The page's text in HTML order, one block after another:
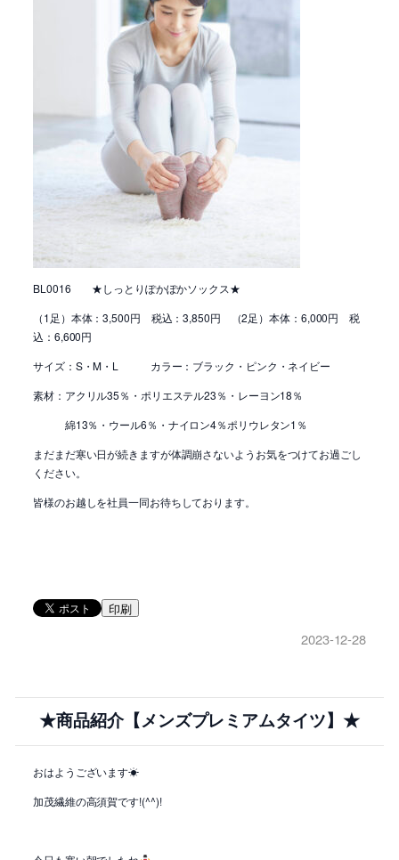
BL0016 ★しっとりぽかぽかソックス★
（1足）本体：3,500円 税込：3,850円 （2足）本体：6,000円 税
込：6,600円
サイズ：S・M・L カラー：ブラック・ピンク・ネイビー
素材：アクリル35％・ポリエステル23％・レーヨン18％
綿13％・ウール6％・ナイロン4％ポリウレタン1％
まだまだ寒い日が続きますが体調崩さないようお気をつけてお過ごし
ください。
皆様のお越しを社員一同お待ちしております。
印刷
2023-12-28
★商品紹介【メンズプレミアムタイツ】★
おはようございます☀
加茂繊維の高須賀です!(^^)!